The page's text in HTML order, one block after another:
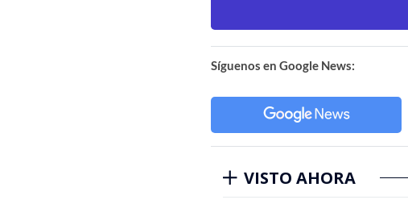
Síguenos en Google News:
VISTO AHORA